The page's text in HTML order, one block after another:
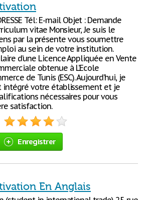
Tél: E-mail Objet : Demande
vitae Monsieur, Je suis le
par la présente vous soumettre
au sein de votre institution.
d’une Licence Appliquée en Vente
obtenue à L’Ecole
de Tunis (ESC). Aujourd’hui, je
intégré votre établissement et je
nécessaires pour vous
satisfaction.
Enregistrer
En Anglais